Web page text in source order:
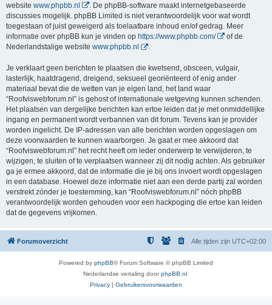
website www.phpbb.nl
. De phpBB-software maakt internetgebaseerde
discussies mogelijk. phpBB Limited is niet verantwoordelijk voor wat wordt
toegestaan of juist geweigerd als toelaatbare inhoud en/of gedrag. Meer
informatie over phpBB kun je vinden op https://www.phpbb.com/
of de
Nederlandstalige website www.phpbb.nl .
Je verklaart geen berichten te plaatsen die kwetsend, obsceen, vulgair,
lasterlijk, haatdragend, dreigend, seksueel georiënteerd of enig ander
materiaal bevat die de wetten van je eigen land, het land waar
“Roofviswebforum.nl” is gehost of internationale wetgeving kunnen schenden.
Het plaatsen van dergelijke berichten kan ertoe leiden dat je met onmiddellijke
ingang en permanent wordt verbannen van dit forum. Tevens kan je provider
worden ingelicht. De IP-adressen van alle berichten worden opgeslagen om
deze voorwaarden te kunnen waarborgen. Je gaat er mee akkoord dat
“Roofviswebforum.nl” het recht heeft om ieder onderwerp te verwijderen, te
wijzigen, te sluiten of te verplaatsen wanneer zij dit nodig achten. Als gebruiker
ga je ermee akkoord, dat de informatie die je bij ons invoert wordt opgeslagen
in een database. Hoewel deze informatie niet aan een derde partij zal worden
verstrekt zónder je toestemming, kan “Roofviswebforum.nl” nóch phpBB
verantwoordelijk worden gehouden voor een hackpoging die ertoe kan leiden
dat de gegevens vrijkomen.
Forumoverzicht Alle tijden zijn UTC+02:00
Powered by phpBB® Forum Software © phpBB Limited
Nederlandse vertaling doorphpBB.nl
Privacy | Gebruikersvoorwaarden